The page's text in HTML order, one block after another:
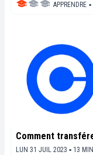
APPRENDRE ▪
Comment
LUN 31 JUIL 2023 ▪ 13 MIN